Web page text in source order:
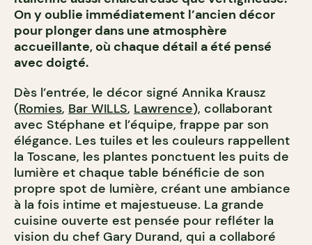
On y oublie immédiatement l’ancien décor
pour plonger dans une atmosphère
accueillante, où chaque détail a été pensé
avec doigté.
Dès l’entrée, le décor signé Annika Krausz
(Romies, Bar WILLS, Lawrence), collaborant
avec Stéphane et l’équipe, frappe par son
élégance. Les tuiles et les couleurs rappellent
la Toscane, les plantes ponctuent les puits de
lumière et chaque table bénéficie de son
propre spot de lumière, créant une ambiance
à la fois intime et majestueuse. La grande
cuisine ouverte est pensée pour refléter la
vision du chef Gary Durand, qui a collaboré